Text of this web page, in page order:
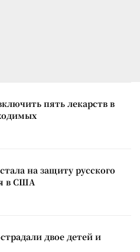
пять лекарств в
на защиту русского
в США
двое детей и